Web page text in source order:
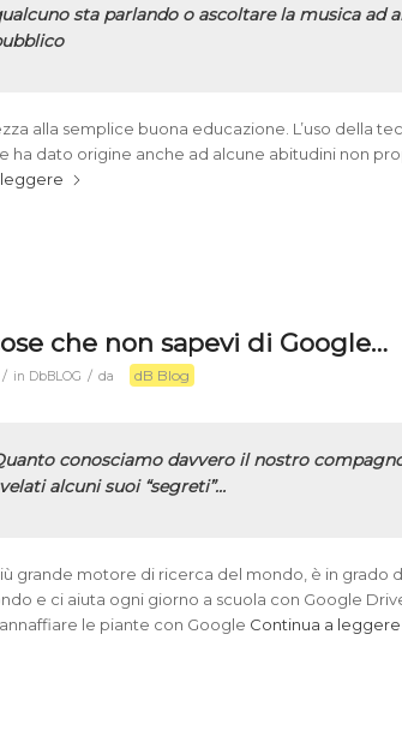
sta parlando o ascoltare la musica ad
alla semplice buona educazione. L’uso della
ha dato origine anche ad alcune abitudini non
che non sapevi di Google…
/ in DbBLOG / da dB Blog
conosciamo davvero il nostro
alcuni suoi “segreti”…
grande motore di ricerca del mondo, è in grado
e ci aiuta ogni giorno a scuola con Google
le piante con Google Continua a leggere